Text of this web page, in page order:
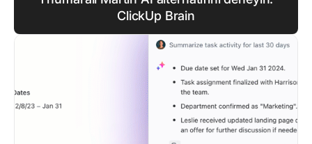
ClickUp Brain